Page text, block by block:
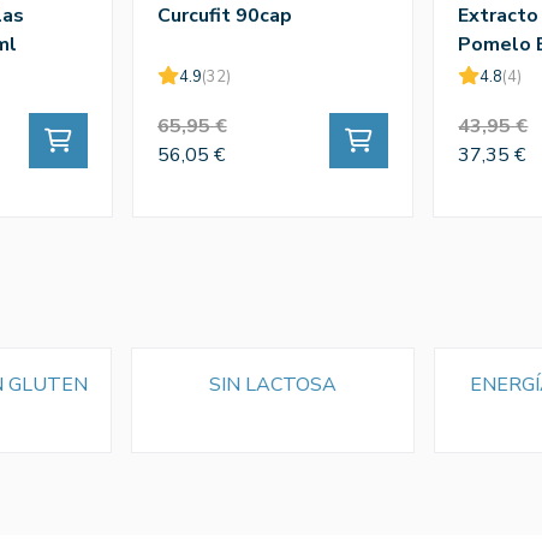
Curcufit 90cap
4.9(32)
65,95 €
56,05 €
Pomelo
4.8(4)
43,95 €
37,35 €
GLUTEN SIN LACTOSA